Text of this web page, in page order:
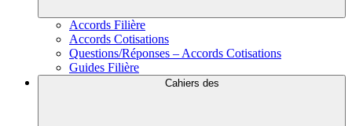
Accords Filière
Accords Cotisations
Questions/Réponses – Accords Cotisations
Guides Filière
Cahiers des